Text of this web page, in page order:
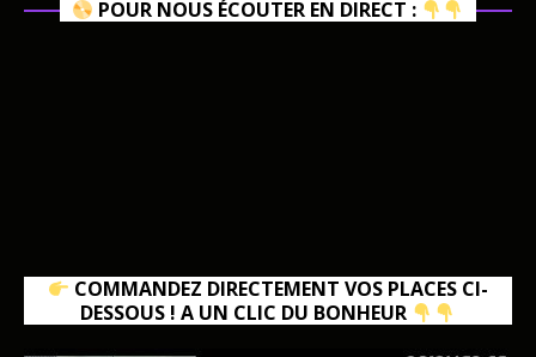
POUR NOUS ÉCOUTER EN DIRECT :
COMMANDEZ DIRECTEMENT VOS PLACES CI-
DESSOUS ! A UN CLIC DU BONHEUR